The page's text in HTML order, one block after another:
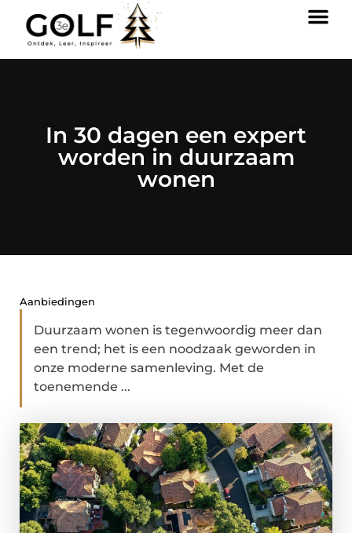
In 30 dagen een expert
worden in duurzaam
wonen
Aanbiedingen
Duurzaam wonen is tegenwoordig meer dan
een trend; het is een noodzaak geworden in
onze moderne samenleving. Met de
toenemende ...